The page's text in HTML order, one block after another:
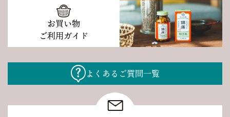
お買い物
ご利用ガイド
よくあるご質問一覧